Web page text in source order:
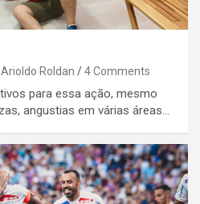
Arioldo Roldan 4 Comments
para essa ação, mesmo
angustias em várias áreas…